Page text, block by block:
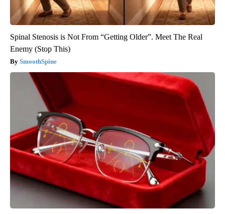
Spinal Stenosis is Not From “Getting Older”. Meet The Real
Enemy (Stop This)
SmoothSpine